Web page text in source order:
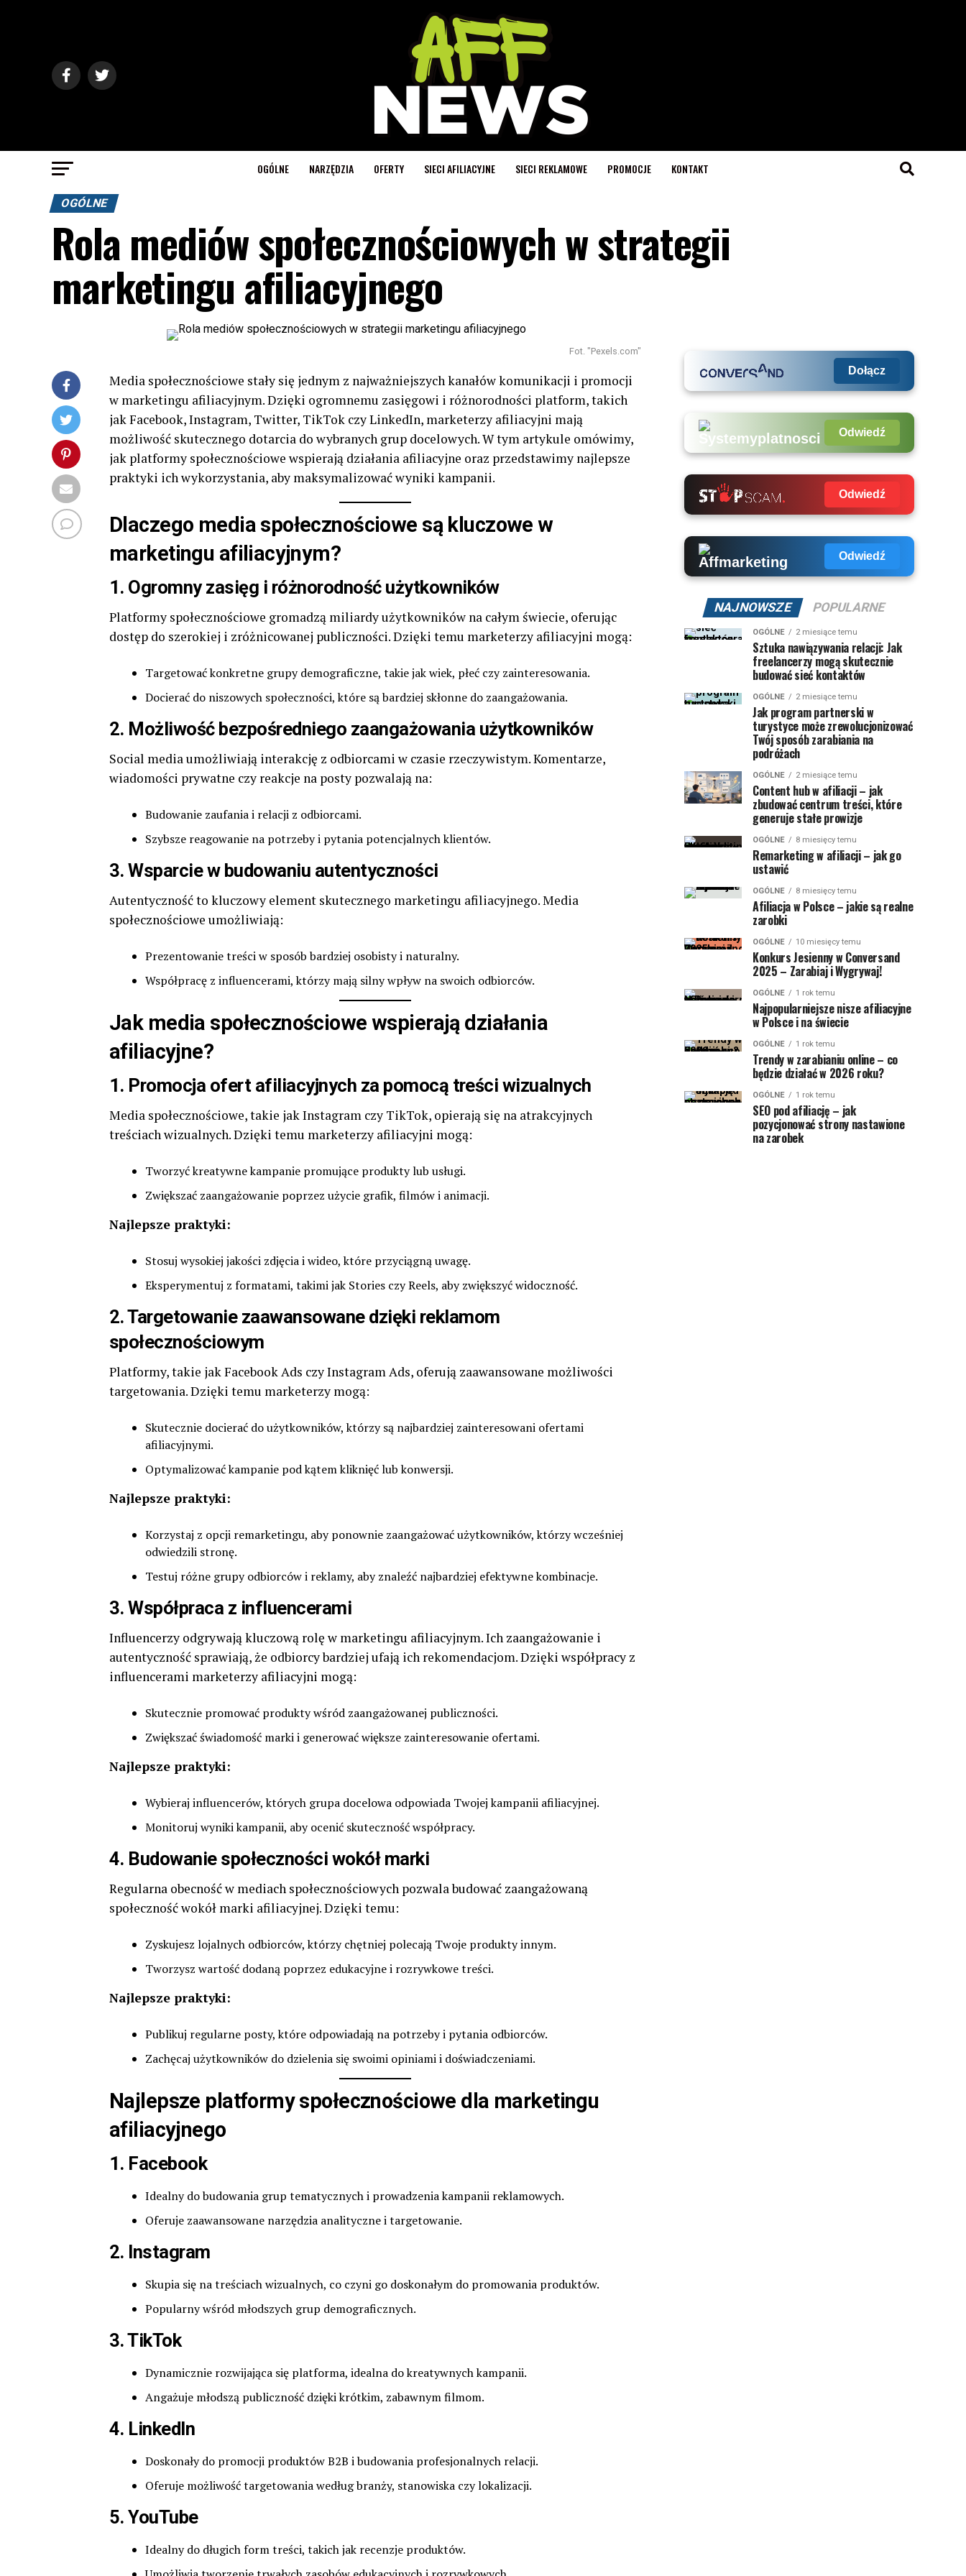
OGÓLNE NARZĘDZIA OFERTY SIECI AFILIACYJNE SIECI REKLAMOWE PROMOCJE KONTAKT
OGÓLNE
Rola mediów społecznościowych w strategii
marketingu afiliacyjnego
Fot. "Pexels.com"
Media społecznościowe stały się jednym z najważniejszych kanałów komunikacji i promocji
w marketingu afiliacyjnym. Dzięki ogromnemu zasięgowi i różnorodności platform, takich
jak Facebook, Instagram, Twitter, TikTok czy LinkedIn, marketerzy afiliacyjni mają
możliwość skutecznego dotarcia do wybranych grup docelowych. W tym artykule omówimy,
jak platformy społecznościowe wspierają działania afiliacyjne oraz przedstawimy najlepsze
praktyki ich wykorzystania, aby maksymalizować wyniki kampanii.
Dlaczego media społecznościowe są kluczowe w
marketingu afiliacyjnym?
1. Ogromny zasięg i różnorodność użytkowników
Platformy społecznościowe gromadzą miliardy użytkowników na całym świecie, oferując
dostęp do szerokiej i zróżnicowanej publiczności. Dzięki temu marketerzy afiliacyjni mogą:
Targetować konkretne grupy demograficzne, takie jak wiek, płeć czy zainteresowania.
Docierać do niszowych społeczności, które są bardziej skłonne do zaangażowania.
2. Możliwość bezpośredniego zaangażowania użytkowników
Social media umożliwiają interakcję z odbiorcami w czasie rzeczywistym. Komentarze,
wiadomości prywatne czy reakcje na posty pozwalają na:
Budowanie zaufania i relacji z odbiorcami.
Szybsze reagowanie na potrzeby i pytania potencjalnych klientów.
3.Wsparcie w budowaniu autentyczności
Autentyczność to kluczowy element skutecznego marketingu afiliacyjnego. Media
społecznościowe umożliwiają:
Prezentowanie treści w sposób bardziej osobisty i naturalny.
Współpracę z influencerami, którzy mają silny wpływ na swoich odbiorców.
Jak media społecznościowe wspierają działania
afiliacyjne?
1. Promocja ofert afiliacyjnych za pomocą treści wizualnych
Media społecznościowe, takie jak Instagram czy TikTok, opierają się na atrakcyjnych
treściach wizualnych. Dzięki temu marketerzy afiliacyjni mogą:
Tworzyć kreatywne kampanie promujące produkty lub usługi.
Zwiększać zaangażowanie poprzez użycie grafik, filmów i animacji.
Najlepsze praktyki:
Stosuj wysokiej jakości zdjęcia i wideo, które przyciągną uwagę.
Eksperymentuj z formatami, takimi jak Stories czy Reels, aby zwiększyć widoczność.
2.Targetowanie zaawansowane dzięki reklamom
społecznościowym
Platformy, takie jak Facebook Ads czy Instagram Ads, oferują zaawansowane możliwości
targetowania. Dzięki temu marketerzy mogą:
Skutecznie docierać do użytkowników, którzy są najbardziej zainteresowani ofertami
afiliacyjnymi.
Optymalizować kampanie pod kątem kliknięć lub konwersji.
Najlepsze praktyki:
Korzystaj z opcji remarketingu, aby ponownie zaangażować użytkowników, którzy wcześniej
odwiedzili stronę.
Testuj różne grupy odbiorców i reklamy, aby znaleźć najbardziej efektywne kombinacje.
3.Współpraca z influencerami
Influencerzy odgrywają kluczową rolę w marketingu afiliacyjnym. Ich zaangażowanie i
autentyczność sprawiają, że odbiorcy bardziej ufają ich rekomendacjom. Dzięki współpracy z
influencerami marketerzy afiliacyjni mogą:
Skutecznie promować produkty wśród zaangażowanej publiczności.
Zwiększać świadomość marki i generować większe zainteresowanie ofertami.
Najlepsze praktyki:
Wybieraj influencerów, których grupa docelowa odpowiada Twojej kampanii afiliacyjnej.
Monitoruj wyniki kampanii, aby ocenić skuteczność współpracy.
4. Budowanie społeczności wokół marki
Regularna obecność w mediach społecznościowych pozwala budować zaangażowaną
społeczność wokół marki afiliacyjnej. Dzięki temu:
Zyskujesz lojalnych odbiorców, którzy chętniej polecają Twoje produkty innym.
Tworzysz wartość dodaną poprzez edukacyjne i rozrywkowe treści.
Najlepsze praktyki:
Publikuj regularne posty, które odpowiadają na potrzeby i pytania odbiorców.
Zachęcaj użytkowników do dzielenia się swoimi opiniami i doświadczeniami.
Najlepsze platformy społecznościowe dla marketingu
afiliacyjnego
1. Facebook
Idealny do budowania grup tematycznych i prowadzenia kampanii reklamowych.
Oferuje zaawansowane narzędzia analityczne i targetowanie.
2. Instagram
Skupia się na treściach wizualnych, co czyni go doskonałym do promowania produktów.
Popularny wśród młodszych grup demograficznych.
3.TikTok
Dynamicznie rozwijająca się platforma, idealna do kreatywnych kampanii.
Angażuje młodszą publiczność dzięki krótkim, zabawnym filmom.
4. LinkedIn
Doskonały do promocji produktów B2B i budowania profesjonalnych relacji.
Oferuje możliwość targetowania według branży, stanowiska czy lokalizacji.
5.YouTube
Idealny do długich form treści, takich jak recenzje produktów.
Dołącz
Odwiedź
Odwiedź
Odwiedź
NAJNOWSZE POPULARNE
OGÓLNE 2 miesiące temu
Sztuka nawiązywania relacji: Jak
freelancerzy mogą skutecznie
budować sieć kontaktów
OGÓLNE 2 miesiące temu
Jak program partnerski w
turystyce może zrewolucjonizować
Twój sposób zarabiania na
podróżach
OGÓLNE 2 miesiące temu
Content hub w afiliacji – jak
zbudować centrum treści, które
generuje stałe prowizje
OGÓLNE 8 miesięcy temu
Remarketing w afiliacji – jak go
ustawić
OGÓLNE 8 miesięcy temu
Afiliacja w Polsce – jakie są realne
zarobki
OGÓLNE 10 miesięcy temu
Konkurs Jesienny w Conversand
2025 – Zarabiaj i Wygrywaj!
OGÓLNE 1 rok temu
Najpopularniejsze nisze afiliacyjne
w Polsce i na świecie
OGÓLNE 1 rok temu
Trendy w zarabianiu online – co
będzie działać w 2026 roku?
OGÓLNE 1 rok temu
SEO pod afiliację – jak
pozycjonować strony nastawione
na zarobek